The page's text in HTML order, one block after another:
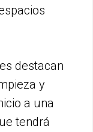
destacan
y
a una
tendrá